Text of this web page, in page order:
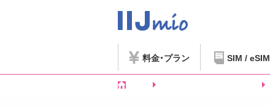
料金 プラン SIM / eSIM